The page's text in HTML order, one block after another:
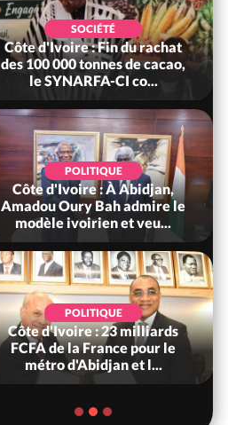
SOCIÉTÉ
Côte d'Ivoire : Fin du rachat
des 100 000 tonnes de cacao,
le SYNARFA-CI co...
POLITIQUE
Côte d'Ivoire : À Abidjan,
Amadou Oury Bah admire le
modèle ivoirien et veu...
POLITIQUE
Côte d'Ivoire : 23 milliards
FCFA de la France pour le
métro d'Abidjan et l...